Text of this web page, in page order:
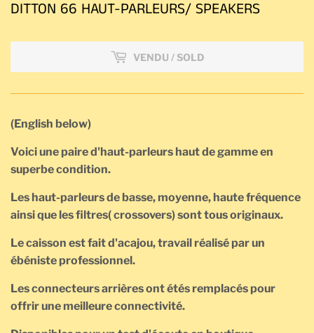
DITTON 66 HAUT-PARLEURS/ SPEAKERS
VENDU / SOLD
(English below)
Voici une paire d'haut-parleurs haut de gamme en
superbe condition.
Les haut-parleurs de basse, moyenne, haute fréquence
ainsi que les filtres( crossovers) sont tous originaux.
Le caisson est fait d'acajou, travail réalisé par un
ébéniste professionnel.
Les connecteurs arrières ont étés remplacés pour
offrir une meilleure connectivité.